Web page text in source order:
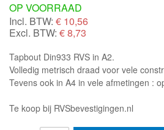
OP VOORRAAD
Incl. BTW: € 10,56
Excl. BTW: € 8,73
Tapbout Din933 RVS in A2.
Volledig metrisch draad voor vele
Tevens ook in A4 in vele afmetingen :
Te koop bij RVSbevestigingen.nl